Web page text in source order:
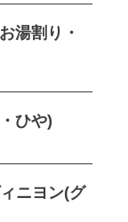
湯割り・
ひや)
ニヨン(グ